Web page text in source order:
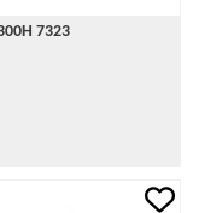
7323